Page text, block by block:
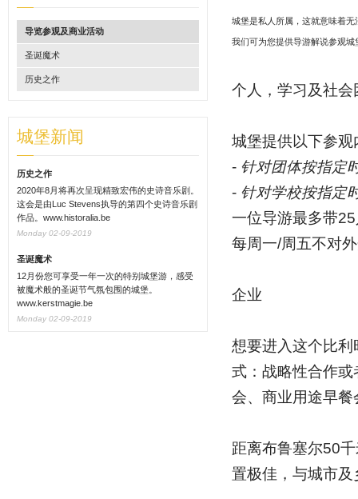
导览参观及商业活动
圣诞魔术
历史之作
城堡新闻
历史之作
2020年8月将再次呈现精致宏伟的史诗音乐剧。
这会是由Luc Stevens执导的第四个史诗音乐剧
作品。www.historalia.be
Monday 02-09-2019
圣诞魔术
12月份您可享受一年一次的特别城堡游，感受
被魔术般的圣诞节气氛包围的城堡。
www.kerstmagie.be
Monday 02-09-2019
城堡是私人所属，这就意味着
我们可为您提供导游解说参观
个人，学习及社会
城堡提供以下参观
- 针对团体按指定
- 针对学校按指定
一位导游最多带
每周一/周五不对
企业
想要进入这个比
式：战略性合作
会、商业用途早餐
距离布鲁塞尔50
置极佳，与城市